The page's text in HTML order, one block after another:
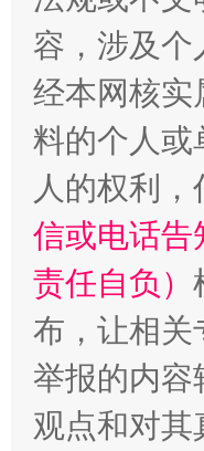
容，涉及个
经本网核实
料的个人或
人的权利
信或电话告
责任自负）
布，让相关
举报的内容
观点和对其